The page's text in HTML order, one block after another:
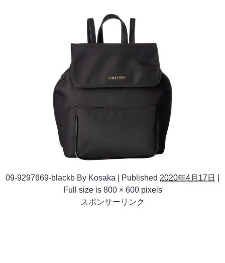
09-9297669-blackb By Kosaka Published 2020年4月17日
Full size is 800 × 600pixels
スポンサーリンク